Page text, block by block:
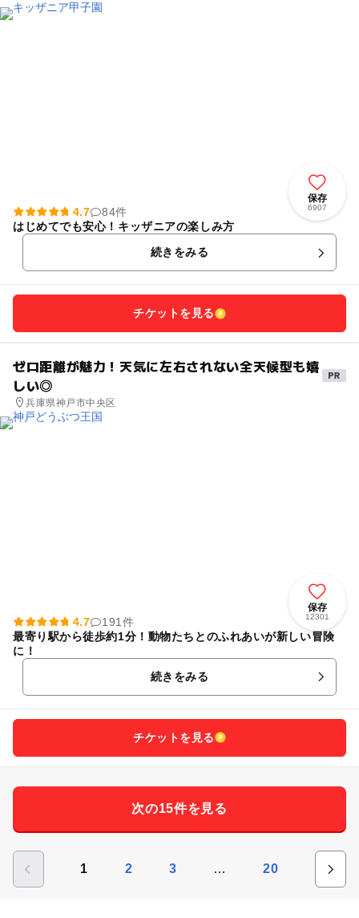
保存
6907
4.7
84件
はじめてでも安心！キッザニアの楽しみ方
続きをみる
チケットを見る
ゼロ距離が魅力！天気に左右されない全天候型も嬉
しい◎
兵庫県神戸市中央区
保存
12301
4.7
191件
最寄り駅から徒歩約1分！動物たちとのふれあいが新しい冒険
に！
続きをみる
チケットを見る
次の15件を見る
1 2 3 … 20